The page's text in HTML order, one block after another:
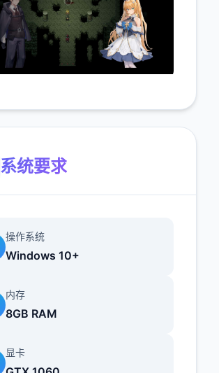
系统要求
操作系统
Windows 10+
内存
8GB RAM
显卡